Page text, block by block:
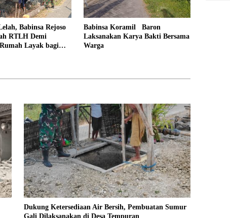
Babinsa Rejoso
RTLH Demi
Layak bagi
Babinsa Koramil Baron
Laksanakan Karya Bakti Bersama
Warga
Dukung Ketersediaan Air Bersih, Pembuatan Sumur
Gali Dilaksanakan di Desa Tempuran